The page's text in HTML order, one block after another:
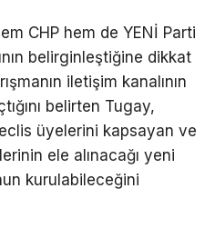
CHP hem de YENİ Parti
belirginleştiğine dikkat
iletişim kanalının
belirten Tugay,
üyelerini kapsayan ve
ele alınacağı yeni
kurulabileceğini